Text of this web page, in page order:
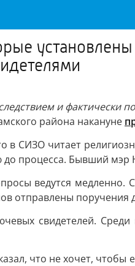
и фактически
района накануне
в СИЗО читает
процесса. Бывший
ведутся
отправлены поручения
свидетелей.
что не хочет,